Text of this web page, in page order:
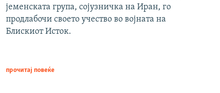
јеменската група, сојузничка на Иран, го
продлабочи своето учество во војната на
Блискиот Исток.
прочитај повеќе